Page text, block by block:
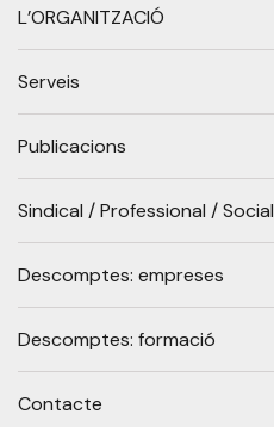
L’ORGANITZACIÓ
Serveis
Publicacions
Sindical / Professional / Social
Descomptes: empreses
Descomptes: formació
Contacte